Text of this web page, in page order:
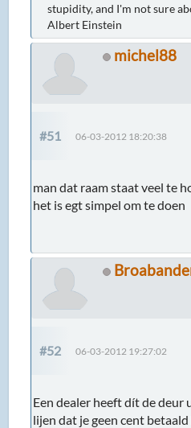
stupidity, and I'm not sure
Albert Einstein
michel88
#51 06-03-2012 18:20:38
man dat raam staat veel te
het is egt simpel om te doen
#52 06-03-2012 19:27:02
Een dealer heeft dít de deur
lijen dat je geen cent